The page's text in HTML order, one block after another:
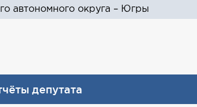
автономного округа – Югры
депутата